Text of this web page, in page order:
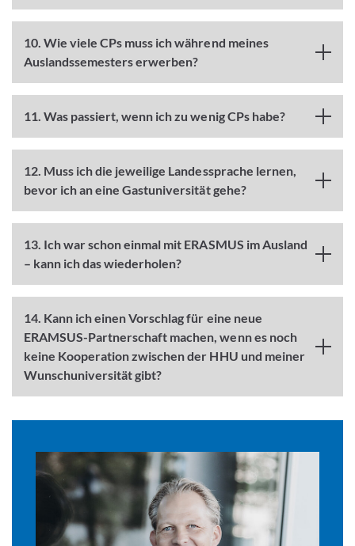
10. Wie viele CPs muss ich während meines
Auslandssemesters erwerben?
11. Was passiert, wenn ich zu wenig CPs habe?
12. Muss ich die jeweilige Landessprache lernen,
bevor ich an eine Gastuniversität gehe?
13. Ich war schon einmal mit ERASMUS im Ausland
– kann ich das wiederholen?
14. Kann ich einen Vorschlag für eine neue
ERAMSUS-Partnerschaft machen, wenn es noch
keine Kooperation zwischen der HHU und meiner
Wunschuniversität gibt?